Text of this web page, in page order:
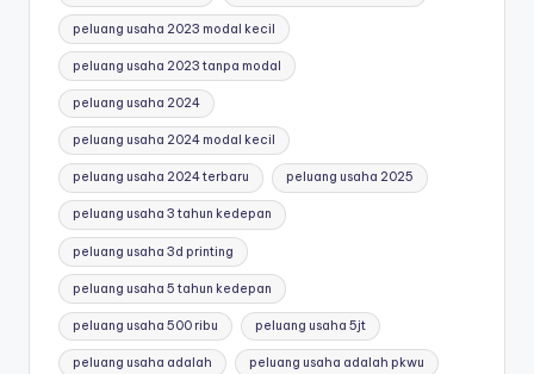
peluang usaha 2023 modal kecil
peluang usaha 2023 tanpa modal
peluang usaha 2024
peluang usaha 2024 modal kecil
peluang usaha 2024 terbaru peluang usaha 2025
peluang usaha 3 tahun kedepan
peluang usaha 3d printing
peluang usaha 5 tahun kedepan
peluang usaha 500 ribu peluang usaha 5jt
peluang usaha adalah peluang usaha adalah pkwu